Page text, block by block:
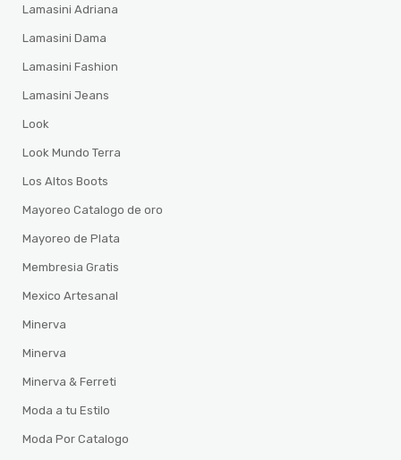
Lamasini Adriana
Lamasini Dama
Lamasini Fashion
Lamasini Jeans
Look
Look Mundo Terra
Los Altos Boots
Mayoreo Catalogo de oro
Mayoreo de Plata
Membresia Gratis
Mexico Artesanal
Minerva
Minerva
Minerva & Ferreti
Moda a tu Estilo
Moda Por Catalogo